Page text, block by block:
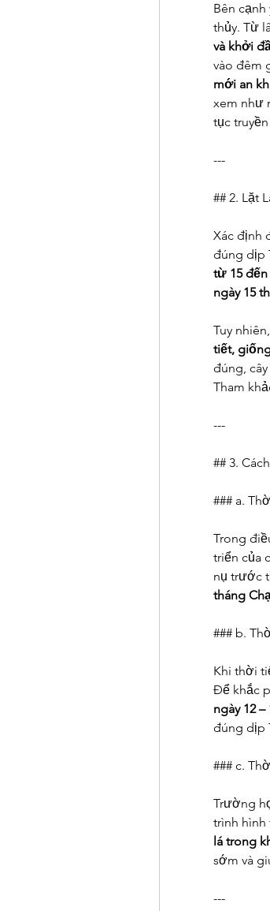
Bên
thủy. Từ
và khởi
vào đêm
mới an
xem như
tục
---
## 2. Lặt
Xác định
đúng dịp
từ 15
ngày 15
Tuy
tiết,
đúng,
Tham
---
## 3.
### a.
Trong
triển của
nụ trước
tháng
### b.
Khi thời
Để khắc
ngày 12
đúng dịp
### c.
Trường
trình hình
lá trong
sớm và
---